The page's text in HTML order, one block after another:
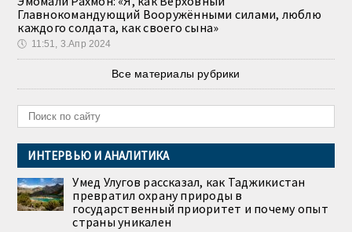
Главнокомандующий Вооружёнными силами, люблю
каждого солдата, как своего сына»
🕔 11:51, 3.Апр 2024
Все материалы рубрики
ИНТЕРВЬЮ И АНАЛИТИКА
Умед Улугов рассказал, как Таджикистан
превратил охрану природы в
государственный приоритет и почему опыт
страны уникален